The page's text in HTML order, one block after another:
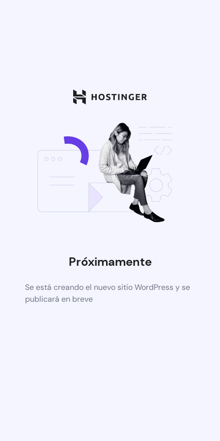
Próximamente
Se está creando el nuevo sitio WordPress y se
publicará en breve